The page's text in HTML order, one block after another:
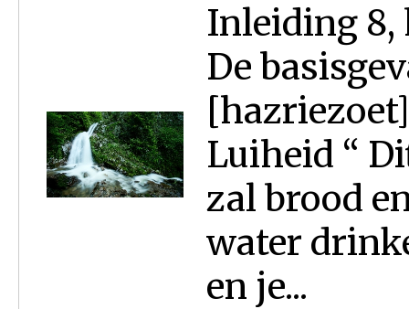
Inleiding 8,
De
Luiheid “
zal brood
water
en je...